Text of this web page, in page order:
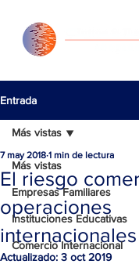
Entrada
Más vistas
Empresas Familiares
Instituciones Educativas
Comercio Internacional
Más vistas
El riesgo
operaciones
internacionales
7 may 2018 1 min de lectura
Actualizado: 3 oct 2019